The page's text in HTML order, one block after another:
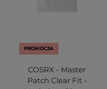
PROMOCJA
COSRX - Master
Patch Clear Fit -